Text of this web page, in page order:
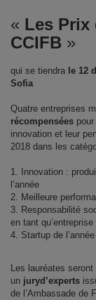
« Les Prix
CCIFB »
qui se tiendra le 12
Sofia
Quatre entreprises
récompensées
innovation et leur
2018 dans les
1.
Innovation :
l’année
2. Meilleure
3. Responsabilité
en tant
4. Startup de l’année
Les lauréates
un juryd’experts
de l’Ambassade de